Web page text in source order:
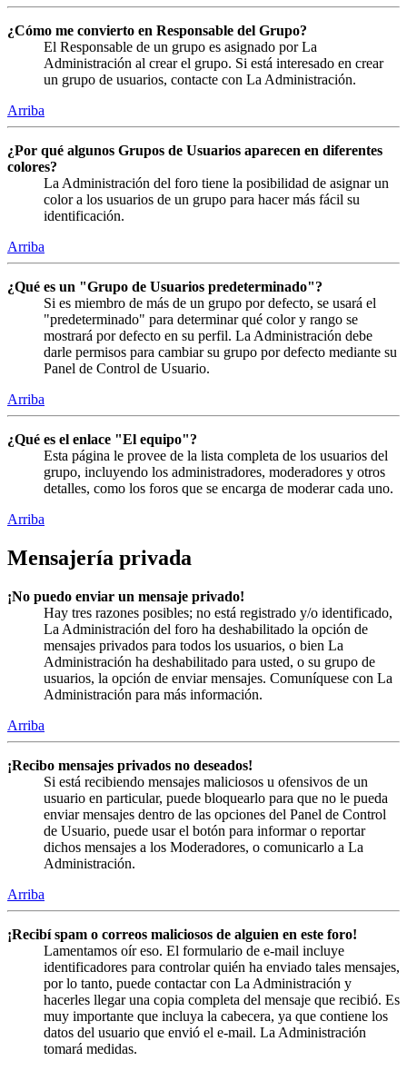
¿Cómo me convierto en Responsable del Grupo?
El Responsable de un grupo es asignado por La
Administración al crear el grupo. Si está interesado en crear
un grupo de usuarios, contacte con La Administración.
Arriba
¿Por qué algunos Grupos de Usuarios aparecen en diferentes
colores?
La Administración del foro tiene la posibilidad de asignar un
color a los usuarios de un grupo para hacer más fácil su
identificación.
Arriba
¿Qué es un "Grupo de Usuarios predeterminado"?
Si es miembro de más de un grupo por defecto, se usará el
"predeterminado" para determinar qué color y rango se
mostrará por defecto en su perfil. La Administración debe
darle permisos para cambiar su grupo por defecto mediante su
Panel de Control de Usuario.
Arriba
¿Qué es el enlace "El equipo"?
Esta página le provee de la lista completa de los usuarios del
grupo, incluyendo los administradores, moderadores y otros
detalles, como los foros que se encarga de moderar cada uno.
Arriba
Mensajería privada
¡No puedo enviar un mensaje privado!
Hay tres razones posibles; no está registrado y/o identificado,
La Administración del foro ha deshabilitado la opción de
mensajes privados para todos los usuarios, o bien La
Administración ha deshabilitado para usted, o su grupo de
usuarios, la opción de enviar mensajes. Comuníquese con La
Administración para más información.
Arriba
¡Recibo mensajes privados no deseados!
Si está recibiendo mensajes maliciosos u ofensivos de un
usuario en particular, puede bloquearlo para que no le pueda
enviar mensajes dentro de las opciones del Panel de Control
de Usuario, puede usar el botón para informar o reportar
dichos mensajes a los Moderadores, o comunicarlo a La
Administración.
Arriba
¡Recibí spam o correos maliciosos de alguien en este foro!
Lamentamos oír eso. El formulario de e-mail incluye
identificadores para controlar quién ha enviado tales mensajes,
por lo tanto, puede contactar con La Administración y
hacerles llegar una copia completa del mensaje que recibió. Es
muy importante que incluya la cabecera, ya que contiene los
datos del usuario que envió el e-mail. La Administración
tomará medidas.